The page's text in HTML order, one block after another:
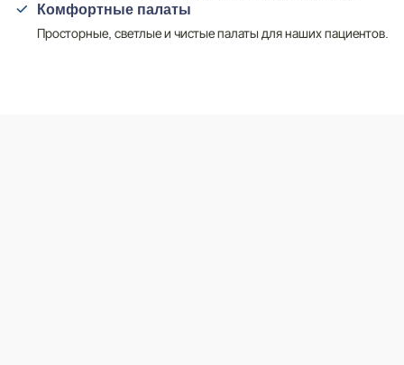
Комфортные палаты
Просторные, светлые и чистые палаты для наших пациентов.